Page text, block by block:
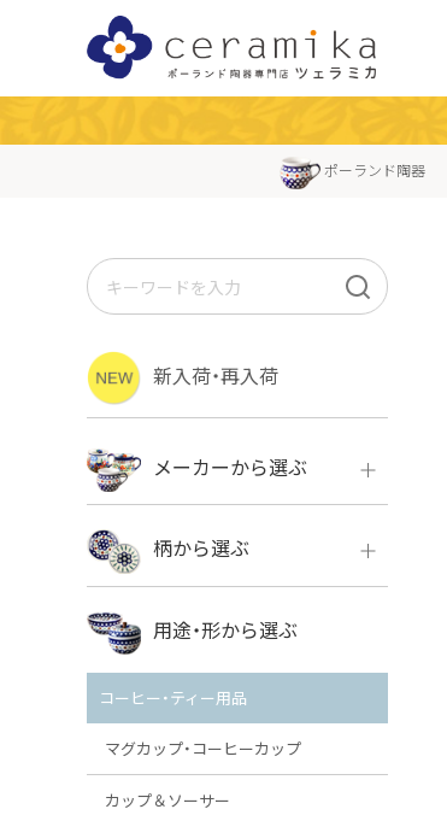
ポーランド陶器
新入荷・再入荷
メーカーから選ぶ
ボレス
VENA
ミレナ
柄から選ぶ
ボレス
用途・形から選ぶ
コーヒー・ティー用品
マグカップ・コーヒーカップ
カップ＆ソーサー